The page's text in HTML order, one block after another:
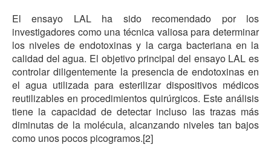
El ensayo LAL ha sido recomendado por los
investigadores como una técnica valiosa para determinar
los niveles de endotoxinas y la carga bacteriana en la
calidad del agua. El objetivo principal del ensayo LAL es
controlar diligentemente la presencia de endotoxinas en
el agua utilizada para esterilizar dispositivos médicos
reutilizables en procedimientos quirúrgicos. Este análisis
tiene la capacidad de detectar incluso las trazas más
diminutas de la molécula, alcanzando niveles tan bajos
como unos pocos picogramos.[2]